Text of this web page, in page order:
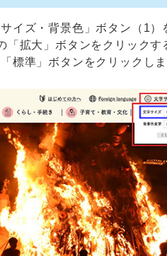
イズ・背景色」ボタン（1
拡大」ボタンをクリックす
標準」ボタンをクリックしま